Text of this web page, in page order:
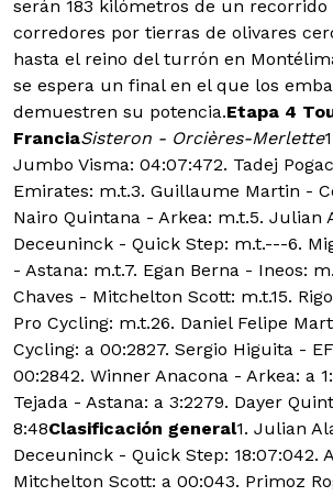
serán 183 kilómetros de un
corredores por tierras de olivares
hasta el reino del turrón en
se espera un final en el que los
demuestren su potencia.Etapa 4
FranciaSisteron - Orcières-Merlette
Jumbo Visma: 04:07:472. Tadej
Emirates: m.t.3. Guillaume Martin -
Nairo Quintana - Arkea: m.t.5. Julian
Deceuninck - Quick Step: m.t.---6.
- Astana: m.t.7. Egan Berna - Ineos:
Chaves - Mitchelton Scott: m.t.15.
Pro Cycling: m.t.26. Daniel Felipe
Cycling: a 00:2827. Sergio Higuita -
00:2842. Winner Anacona - Arkea: a
Tejada - Astana: a 3:2279. Dayer
8:48Clasificación general1. Julian
Deceuninck - Quick Step: 18:07:042.
Mitchelton Scott: a 00:043. Primoz